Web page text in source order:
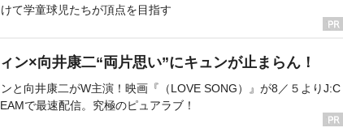
て学童球児たちが頂点を目指す
ン×向井康二“両片思い”にキュンが止まらん！
と向井康二がW主演！映画『（LOVE SONG）』が8／５よりJ:C
で最速配信。究極のピュアラブ！